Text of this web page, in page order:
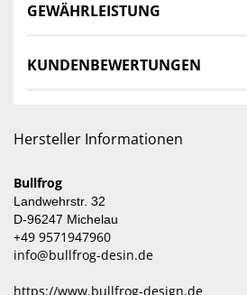
GEWÄHRLEISTUNG
KUNDENBEWERTUNGEN
Hersteller Informationen
Bullfrog
Landwehrstr. 32
D-96247 Michelau
+49 9571947960
info@bullfrog-desin.de
https://www.bullfrog-design.de